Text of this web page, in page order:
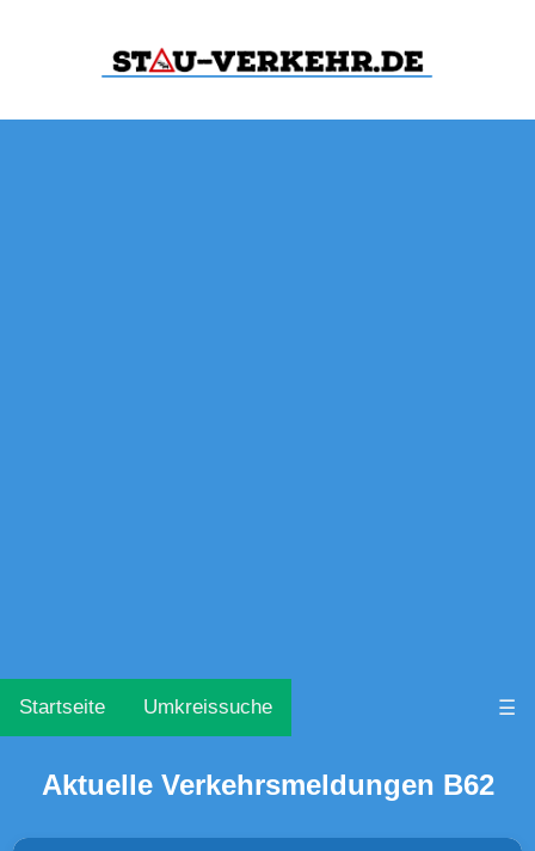
Startseite Umkreissuche ☰
Aktuelle Verkehrsmeldungen B62